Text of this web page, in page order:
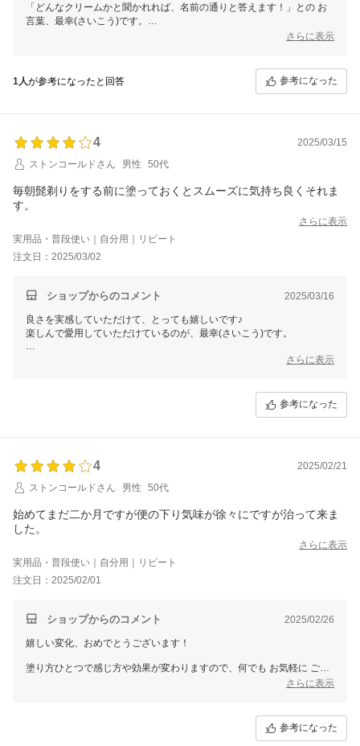
「どんなクリームかと聞かれれば、名前の通りと答えます！」との お
言葉、最幸(さいこう)です。
塗り方ひとつで感じ方や効果が変わりますので、何でも お気軽に ご連
オーロラひとりさんカフェ
代表 高津きみ花
さらに表示
1人が参考になったと回答 参考になった
4
2025/03/15
ストンコールドさん
男性 50代
毎朝髭剃りをする前に塗っておくとスムーズに気持ち良くそれま
す。
さらに表示
実用品・普段使い｜自分用｜リピート
注文日：2025/03/02
ショップからのコメント 2025/03/16
良さを実感していただけて、とっても嬉しいです♪
楽しんで愛用していただけているのが、最幸(さいこう)です。
塗り方ひとつで感じ方や効果が変わりますので、何でも お気軽に ご連
さらに表示
参考になった
4
2025/02/21
ストンコールドさん
男性 50代
始めてまだ二か月ですが便の下り気味が徐々にですが治って来ま
した。
さらに表示
実用品・普段使い｜自分用｜リピート
注文日：2025/02/01
ショップからのコメント 2025/02/26
嬉しい変化、おめでとうございます！
塗り方ひとつで感じ方や効果が変わりますので、何でも お気軽に ご連
さらに表示
参考になった